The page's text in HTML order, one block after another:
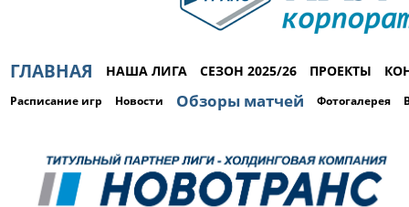
ГЛАВНАЯ НАША ЛИГА СЕЗОН 2025/26 ПРОЕКТЫ
Расписание игр Новости Обзоры матчей Фотогалерея